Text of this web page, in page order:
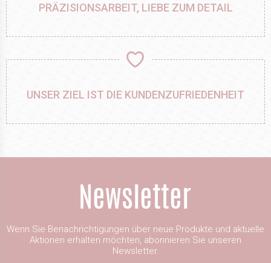
PRÄZISIONSARBEIT, LIEBE ZUM DETAIL
UNSER ZIEL IST DIE KUNDENZUFRIEDENHEIT
Wenn Sie Benachrichtigungen über neue Produkte und aktuelle
Aktionen erhalten möchten, abonnieren Sie unseren
Newsletter.